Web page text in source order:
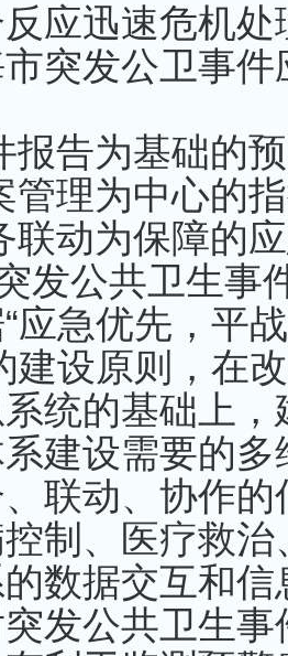
应迅速危机处
突发公卫事件
报告为基础的
管理为中心的
联动为保障的
发公共卫生事
应急优先，平
建设原则，在
统的基础上
建设需要的多
联动、协作的
制、医疗救治
数据交互和
发公共卫生事